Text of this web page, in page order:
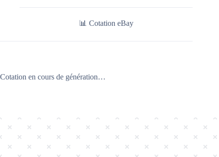
📊 Cotation eBay
Cotation en cours de génération…